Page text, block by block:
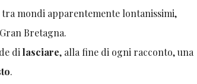
tra mondi apparentemente lontanissimi,
Bretagna.
dilasciare, alla fine di ogni racconto, una
.